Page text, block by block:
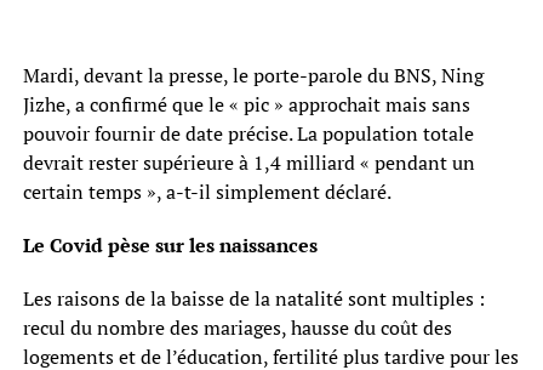
Mardi, devant la presse, le porte-parole du BNS, Ning
Jizhe, a confirmé que le « pic » approchait mais sans
pouvoir fournir de date précise. La population totale
devrait rester supérieure à 1,4 milliard « pendant un
certain temps », a-t-il simplement déclaré.
Le Covid pèse sur les naissances
Les raisons de la baisse de la natalité sont multiples :
recul du nombre des mariages, hausse du coût des
logements et de l’éducation, fertilité plus tardive pour les